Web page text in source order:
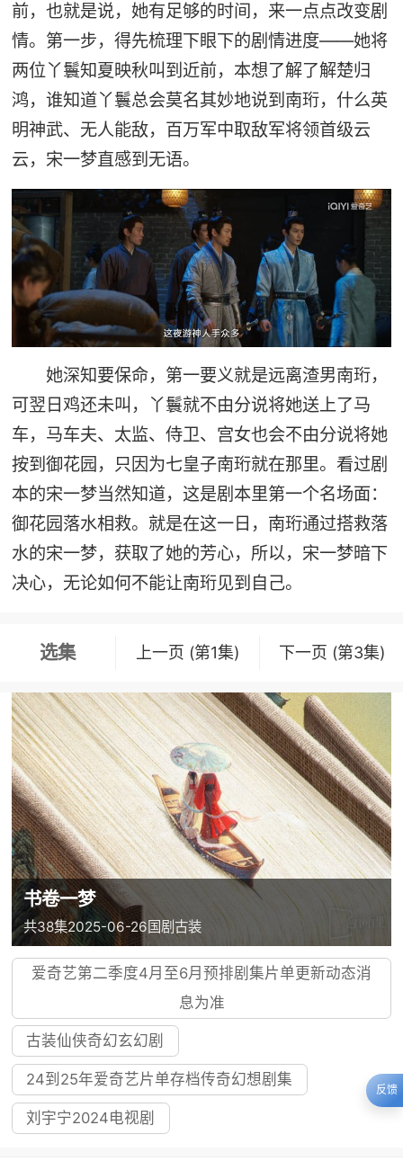
前，也就是说，她有足够的时间，来一点点改变剧
情。第一步，得先梳理下眼下的剧情进度——她将
两位丫鬟知夏映秋叫到近前，本想了解了解楚归
鸿，谁知道丫鬟总会莫名其妙地说到南珩，什么英
明神武、无人能敌，百万军中取敌军将领首级云
云，宋一梦直感到无语。
她深知要保命，第一要义就是远离渣男南珩，
可翌日鸡还未叫，丫鬟就不由分说将她送上了马
车，马车夫、太监、侍卫、宫女也会不由分说将她
按到御花园，只因为七皇子南珩就在那里。看过剧
本的宋一梦当然知道，这是剧本里第一个名场面：
御花园落水相救。就是在这一日，南珩通过搭救落
水的宋一梦，获取了她的芳心，所以，宋一梦暗下
决心，无论如何不能让南珩见到自己。
选集 上一页 (第1集) 下一页 (第3集)
书卷一梦
共38集2025-06-26国剧古装
爱奇艺第二季度4月至6月预排剧集片单更新动态消
息为准
古装仙侠奇幻玄幻剧
24到25年爱奇艺片单存档传奇幻想剧集
刘宇宁2024电视剧
反馈